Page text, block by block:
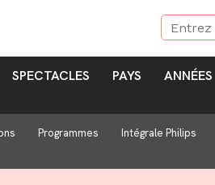
SPECTACLES PAYS ANNÉES
Programmes Intégrale Philips